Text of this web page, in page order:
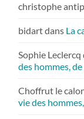
christophe
bidartdans La
Sophie Leclercq
des hommes,
Choffrut le
vie des